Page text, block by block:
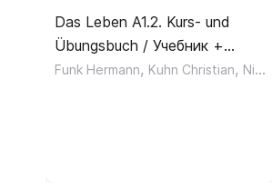
Das Leben A1.2. Kurs- und
Übungsbuch / Учебник +
рабочая тетрадь ( 2 часть)
Funk Hermann, Kuhn Christian, Nielsen Laura